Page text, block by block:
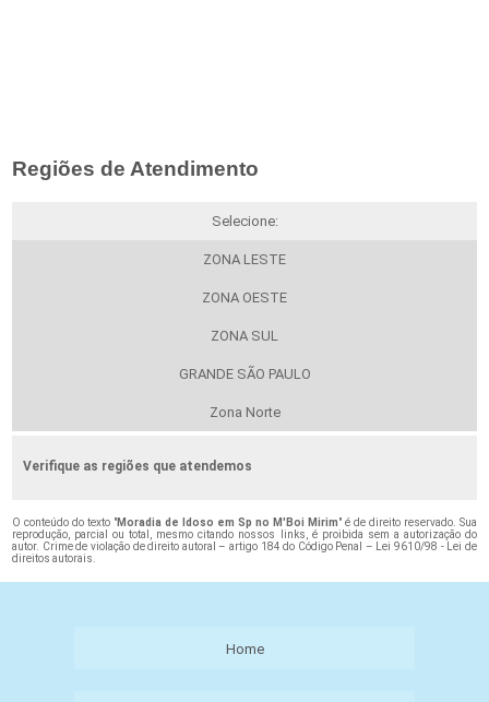
Regiões de Atendimento
Selecione:
ZONA LESTE
ZONA OESTE
ZONA SUL
GRANDE SÃO PAULO
Zona Norte
Verifique as regiões que atendemos
O conteúdo do texto "Moradia de Idoso em Sp no M'Boi Mirim" é de direito reservado. Sua
reprodução, parcial ou total, mesmo citando nossos links, é proibida sem a autorização do
autor. Crime de violação de direito autoral – artigo 184 do Código Penal –
Lei 9610/98 - Lei de
direitos autorais
Home